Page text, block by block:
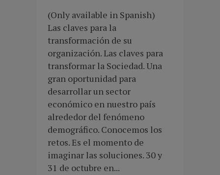
(Only available in Spanish)
Las claves para la
transformación de su
organización. Las claves para
transformar la Sociedad. Una
gran oportunidad para
desarrollar un sector
económico en nuestro país
alrededor del fenómeno
demográfico. Conocemos los
retos. Es el momento de
imaginar las soluciones. 30 y
31 de octubre en...